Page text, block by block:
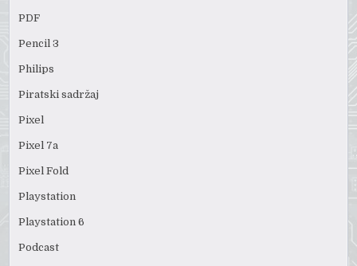
PDF
Pencil 3
Philips
Piratski sadržaj
Pixel
Pixel 7a
Pixel Fold
Playstation
Playstation 6
Podcast